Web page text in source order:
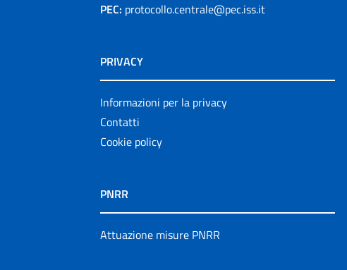
PEC: protocollo.centrale@pec.iss.it
PRIVACY
Informazioni per la privacy
Contatti
Cookie policy
PNRR
Attuazione misure PNRR